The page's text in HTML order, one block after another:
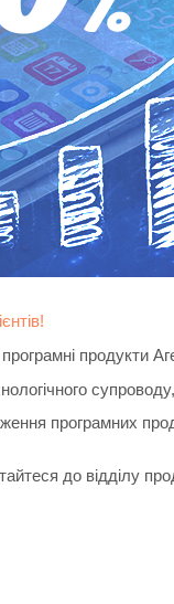
продукти
програмних
до відділу